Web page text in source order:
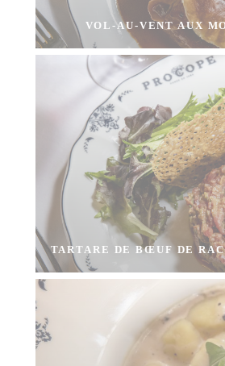
VOL-AU-VENT AUX
TARTARE DE BŒUF DE